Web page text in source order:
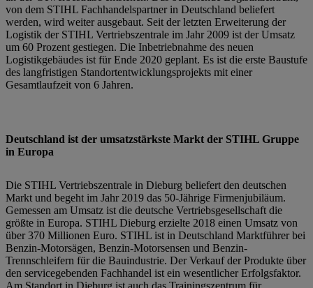
von dem STIHL Fachhandelspartner in Deutschland beliefert
werden, wird weiter ausgebaut. Seit der letzten Erweiterung der
Logistik der STIHL Vertriebszentrale im Jahr 2009 ist der Umsatz
um 60 Prozent gestiegen. Die Inbetriebnahme des neuen
Logistikgebäudes ist für Ende 2020 geplant. Es ist die erste Baustufe
des langfristigen Standortentwicklungsprojekts mit einer
Gesamtlaufzeit von 6 Jahren.
Deutschland ist der umsatzstärkste Markt der STIHL Gruppe
in Europa
Die STIHL Vertriebszentrale in Dieburg beliefert den deutschen
Markt und begeht im Jahr 2019 das 50-Jährige Firmenjubiläum.
Gemessen am Umsatz ist die deutsche Vertriebsgesellschaft die
größte in Europa. STIHL Dieburg erzielte 2018 einen Umsatz von
über 370 Millionen Euro. STIHL ist in Deutschland Marktführer bei
Benzin-Motorsägen, Benzin-Motorsensen und Benzin-
Trennschleifern für die Bauindustrie. Der Verkauf der Produkte über
den servicegebenden Fachhandel ist ein wesentlicher Erfolgsfaktor.
Am Standort in Dieburg ist auch das Trainingszentrum für